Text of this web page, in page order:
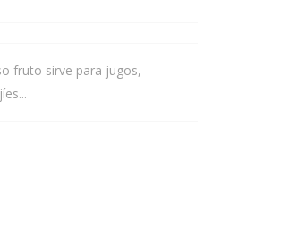
fruto sirve para jugos,